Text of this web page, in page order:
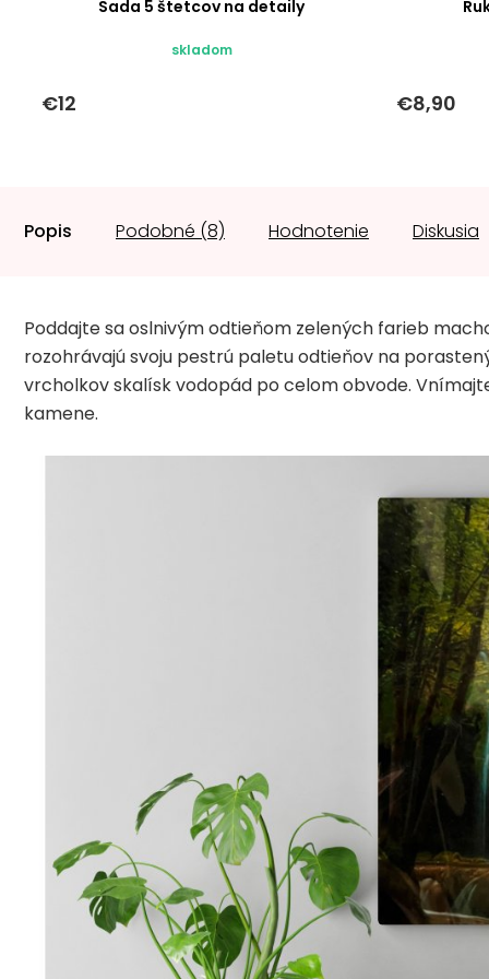
Sada 5 štetcov na detaily
skladom
€12 €8,90
Popis Podobné (8) Hodnotenie Diskusia
Poddajte sa oslnivým odtieňom zelených farieb
rozohrávajú svoju pestrú paletu odtieňov na
vrcholkov skalísk vodopád po celom obvode.
kamene.